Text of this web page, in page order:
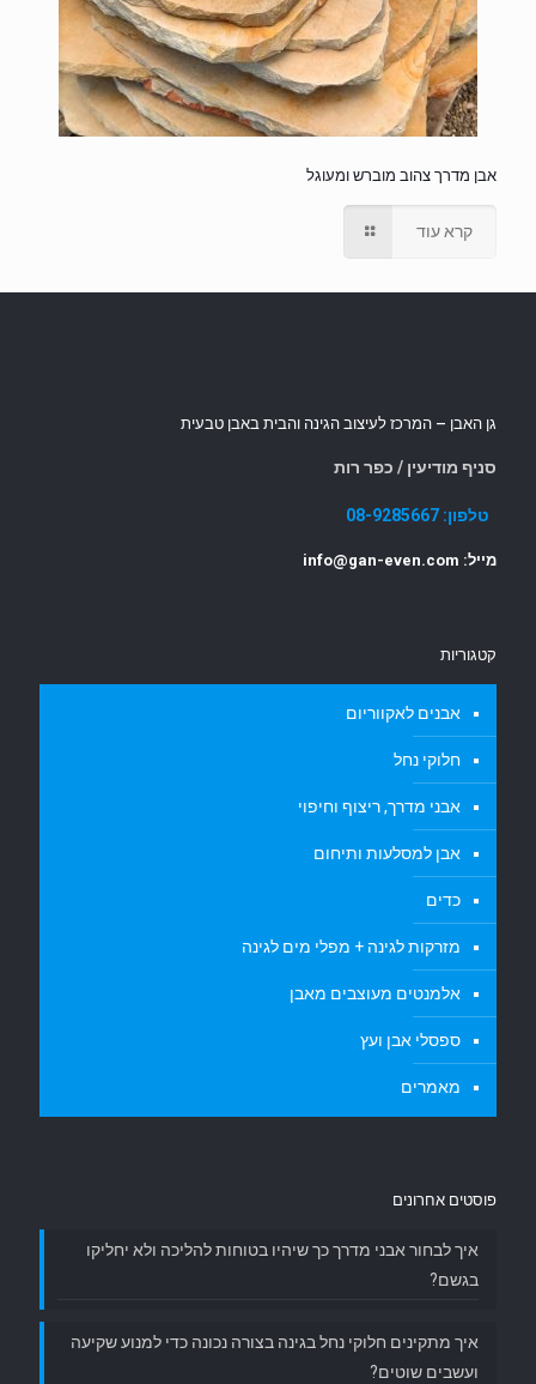
אבן מדרך צהוב מוברש ומעוגל
קרא עוד
גן האבן – המרכז לעיצוב הגינה והבית באבן טבעית
סניף מודיעין / כפר רות
טלפון: 08-9285667
מייל: info@gan-even.com
קטגוריות
אבנים לאקווריום
חלוקי נחל
אבני מדרך, ריצוף וחיפוי
אבן למסלעות ותיחום
כדים
מזרקות לגינה + מפלי מים לגינה
אלמנטים מעוצבים מאבן
ספסלי אבן ועץ
מאמרים
פוסטים אחרונים
איך לבחור אבני מדרך כך שיהיו בטוחות להליכה ולא יחליקו
בגשם?
איך מתקינים חלוקי נחל בגינה בצורה נכונה כדי למנוע שקיעה
ועשבים שוטים?